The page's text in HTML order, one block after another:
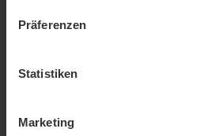
Präferenzen
Statistiken
Marketing